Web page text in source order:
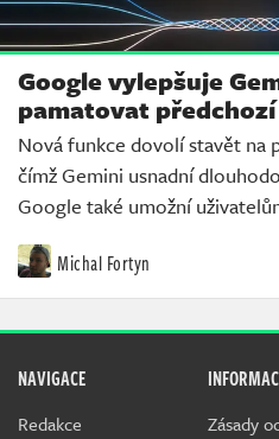
Google vylepšuje
pamatovat
Nová funkce dovolí stavět na
čímž Gemini usnadní
Google také umožní
Michal Fortyn
NAVIGACE
Redakce
Zásady